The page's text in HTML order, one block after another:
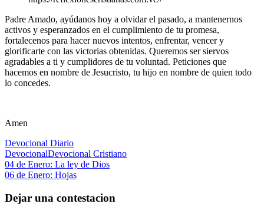
Padre Amado, ayúdanos hoy a olvidar el pasado, a mantenernos
activos y esperanzados en el cumplimiento de tu promesa,
fortalecenos para hacer nuevos intentos, enfrentar, vencer y
glorificarte con las victorias obtenidas. Queremos ser siervos
agradables a ti y cumplidores de tu voluntad. Peticiones que
hacemos en nombre de Jesucristo, tu hijo en nombre de quien todo
lo concedes.
Amen
Devocional Diario
DevocionalDevocional Cristiano
Navegación
de
entradas
Entrada
anterior:
04 de Enero: La ley de Dios
Siguiente
06 de Enero: Hojas
Dejar una contestacion